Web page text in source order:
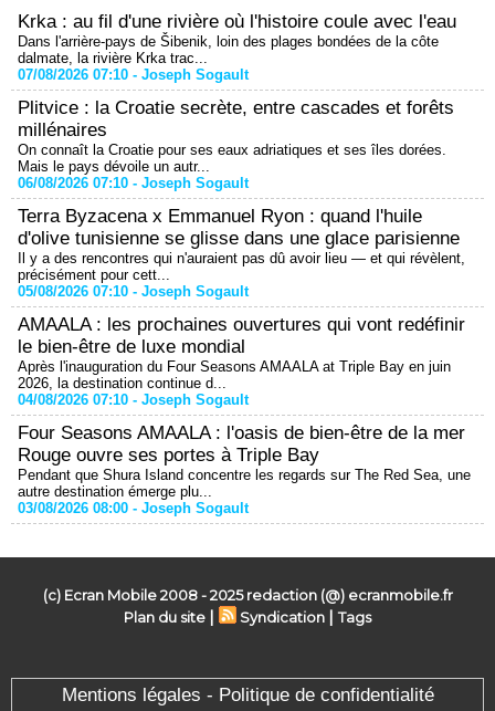
Krka : au fil d'une rivière où l'histoire coule avec l'eau
Dans l'arrière-pays de Šibenik, loin des plages bondées de la côte
dalmate, la rivière Krka trac...
07/08/2026 07:10 - Joseph Sogault
Plitvice : la Croatie secrète, entre cascades et forêts
millénaires
On connaît la Croatie pour ses eaux adriatiques et ses îles dorées.
Mais le pays dévoile un autr...
06/08/2026 07:10 - Joseph Sogault
Terra Byzacena x Emmanuel Ryon : quand l'huile
d'olive tunisienne se glisse dans une glace parisienne
Il y a des rencontres qui n'auraient pas dû avoir lieu — et qui révèlent,
précisément pour cett...
05/08/2026 07:10 - Joseph Sogault
AMAALA : les prochaines ouvertures qui vont redéfinir
le bien-être de luxe mondial
Après l'inauguration du Four Seasons AMAALA at Triple Bay en juin
2026, la destination continue d...
04/08/2026 07:10 - Joseph Sogault
Four Seasons AMAALA : l'oasis de bien-être de la mer
Rouge ouvre ses portes à Triple Bay
Pendant que Shura Island concentre les regards sur The Red Sea, une
autre destination émerge plu...
03/08/2026 08:00 - Joseph Sogault
(c) Ecran Mobile 2008 - 2025 redaction (@) ecranmobile.fr
Plan du site | Syndication |Tags
Mentions légales - Politique de confidentialité